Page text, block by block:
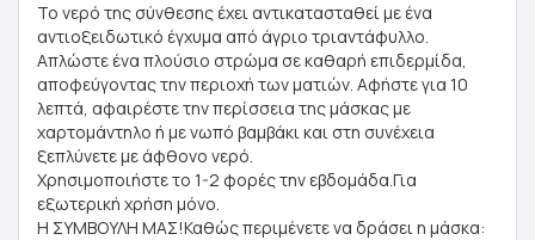
Το νερό της σύνθεσης έχει αντικατασταθεί με ένα
αντιοξειδωτικό έγχυμα από άγριο τριαντάφυλλο.
Απλώστε ένα πλούσιο στρώμα σε καθαρή επιδερμίδα,
αποφεύγοντας την περιοχή των ματιών. Αφήστε για 10
λεπτά, αφαιρέστε την περίσσεια της μάσκας με
χαρτομάντηλο ή με νωπό βαμβάκι και στη συνέχεια
ξεπλύνετε με άφθονο νερό.
Χρησιμοποιήστε το 1-2 φορές την εβδομάδα.Για
εξωτερική χρήση μόνο.
Η ΣΥΜΒΟΥΛΗ ΜΑΣ!Καθώς περιμένετε να δράσει η μάσκα: